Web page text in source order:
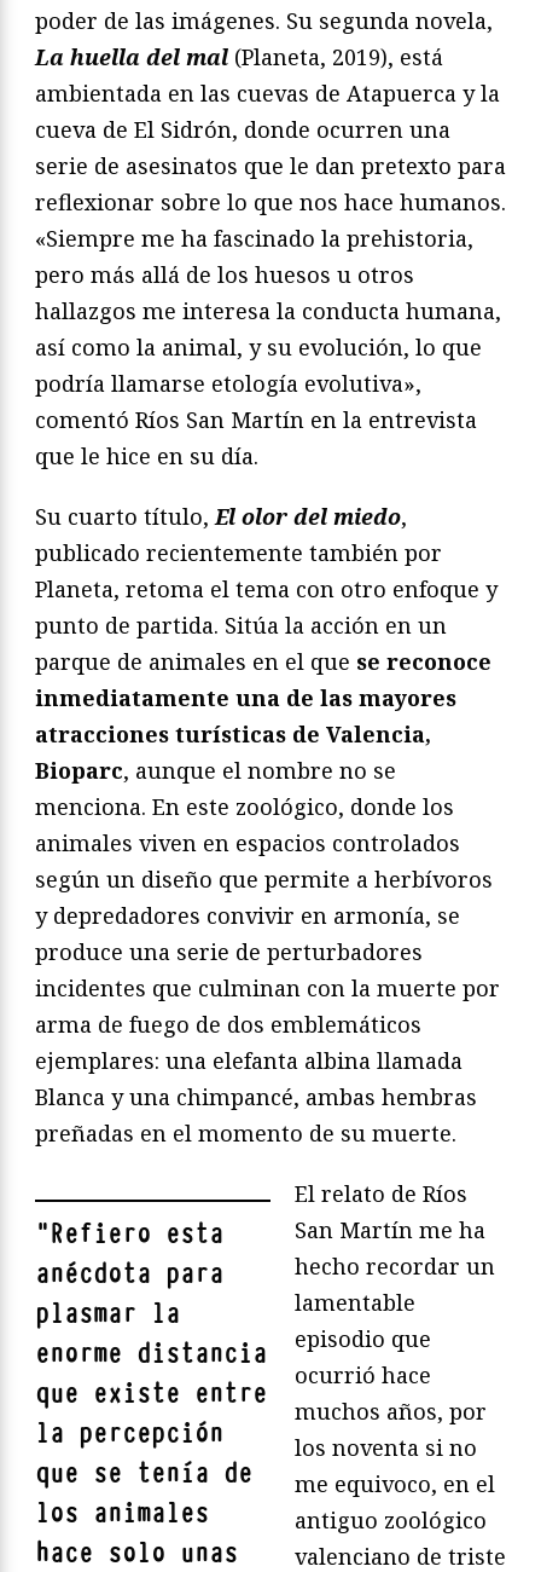
poder de las imágenes. Su segunda novela,
La huella del mal (Planeta, 2019), está
ambientada en las cuevas de Atapuerca y la
cueva de El Sidrón, donde ocurren una
serie de asesinatos que le dan pretexto para
reflexionar sobre lo que nos hace humanos.
«Siempre me ha fascinado la prehistoria,
pero más allá de los huesos u otros
hallazgos me interesa la conducta humana,
así como la animal, y su evolución, lo que
podría llamarse etología evolutiva»,
comentó Ríos San Martín en la entrevista
que le hice en su día.
Su cuarto título, El olor del miedo,
publicado recientemente también por
Planeta, retoma el tema con otro enfoque y
punto de partida. Sitúa la acción en un
parque de animales en el que se reconoce
inmediatamente una de las mayores
atracciones turísticas de Valencia,
Bioparc, aunque el nombre no se
menciona. En este zoológico, donde los
animales viven en espacios controlados
según un diseño que permite a herbívoros
y depredadores convivir en armonía, se
produce una serie de perturbadores
incidentes que culminan con la muerte por
arma de fuego de dos emblemáticos
ejemplares: una elefanta albina llamada
Blanca y una chimpancé, ambas hembras
preñadas en el momento de su muerte.
"Refiero esta
anécdota para
plasmar la
enorme distancia
que existe entre
la percepción
que se tenía de
los animales
hace solo unas
El relato de Ríos
San Martín me ha
hecho recordar un
lamentable
episodio que
ocurrió hace
muchos años, por
los noventa si no
me equivoco, en el
antiguo zoológico
valenciano de triste